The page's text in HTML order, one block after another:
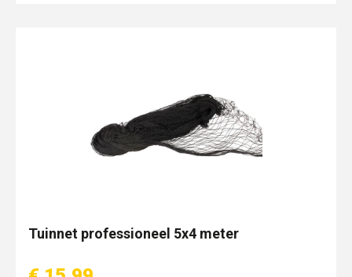
Tuinnet professioneel 5x4 meter